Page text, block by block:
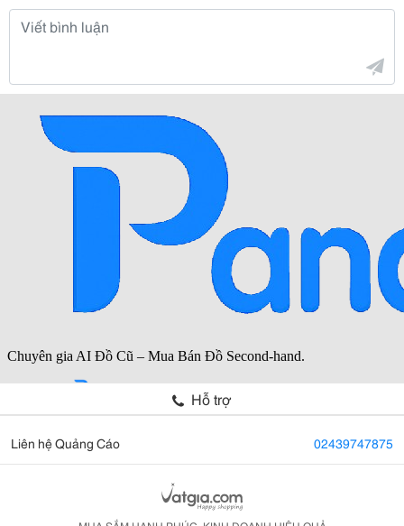
Hỗ trợ
Liên hệ Quảng Cáo 02439747875